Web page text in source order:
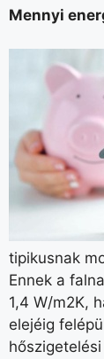
Mennyi
tipikusnak
Ennek a
1,4 W/m2K,
elejéig